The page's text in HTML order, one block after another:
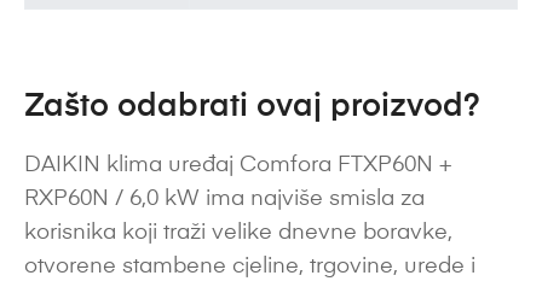
Zašto odabrati ovaj proizvod?
DAIKIN klima uređaj Comfora FTXP60N +
RXP60N / 6,0 kW ima najviše smisla za
korisnika koji traži velike dnevne boravke,
otvorene stambene cjeline, trgovine, urede i